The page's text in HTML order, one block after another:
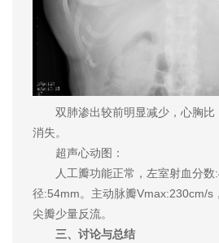
双肺渗出较前明显减少，心胸比
消失。
超声心动图：
人工瓣功能正常，左室射血分数
径:54mm。主动脉瓣Vmax:230cm/s
尖瓣少量反流。
三、讨论与总结